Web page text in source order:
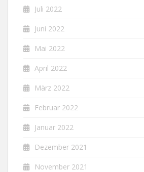
Juli 2022
Juni 2022
Mai 2022
April 2022
März 2022
Februar 2022
Januar 2022
Dezember 2021
November 2021